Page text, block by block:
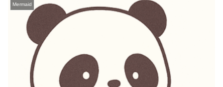
Mermaid